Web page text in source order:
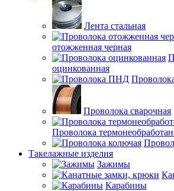
Лента стальная
отожженная черная
оцинкованная
Проволока сварочная
Проволока
Такелажные изделия
Зажимы
Карабины